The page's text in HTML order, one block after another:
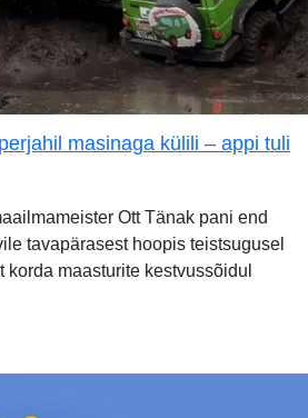
masinaga külili – appi tuli
Ott Tänak pani end
tavapärasest hoopis teistsugusel
maasturite kestvussõidul